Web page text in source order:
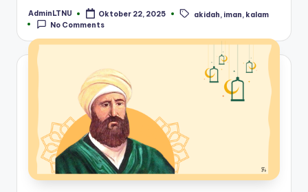
Posted
by
AdminLTNU Oktober 22, 2025
Tags: akidah iman kalam
No Comments